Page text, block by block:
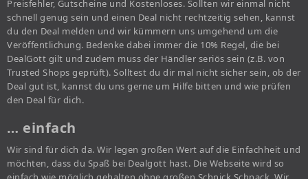
Preisfehler, Gutscheine und Kostenloses. Sollten wir einmal nicht
schnell genug sein und einen Deal nicht rechtzeitig sehen, kannst
du den Deal melden und wir kümmern uns umgehend um die
Veröffentlichung. Bedenke dabei immer die 10% Regel, die bei
DealGott gilt und zudem muss der Händler seriös sein (z.B. von
Trusted Shops geprüft). Solltest du dir mal nicht sicher sein, ob der
Deal gut ist, kannst du uns gerne um Hilfe bitten und wie prüfen
den Deal für dich.
… einfach
Wir sind für dich da. Wir legen großen Wert auf die Einfachheit und
möchten, dass du Spaß bei Dealgott hast. Die Webseite wird so